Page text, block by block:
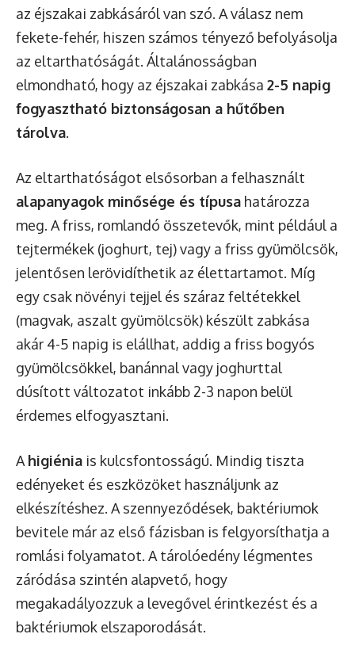
az éjszakai zabkásáról van szó. A válasz nem
fekete-fehér, hiszen számos tényező befolyásolja
az eltarthatóságát. Általánosságban
elmondható, hogy az éjszakai zabkása 2-5 napig
fogyasztható biztonságosan a hűtőben
tárolva.
Az eltarthatóságot elsősorban a felhasznált
alapanyagok minősége és típusa határozza
meg. A friss, romlandó összetevők, mint például a
tejtermékek (joghurt, tej) vagy a friss gyümölcsök,
jelentősen lerövidíthetik az élettartamot. Míg
egy csak növényi tejjel és száraz feltétekkel
(magvak, aszalt gyümölcsök) készült zabkása
akár 4-5 napig is elállhat, addig a friss bogyós
gyümölcsökkel, banánnal vagy joghurttal
dúsított változatot inkább 2-3 napon belül
érdemes elfogyasztani.
A higiénia is kulcsfontosságú. Mindig tiszta
edényeket és eszközöket használjunk az
elkészítéshez. A szennyeződések, baktériumok
bevitele már az első fázisban is felgyorsíthatja a
romlási folyamatot. A tárolóedény légmentes
záródása szintén alapvető, hogy
megakadályozzuk a levegővel érintkezést és a
baktériumok elszaporodását.